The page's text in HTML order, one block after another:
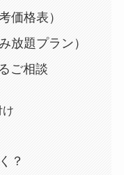
価格表）
放題プラン）
ご相談
け
？